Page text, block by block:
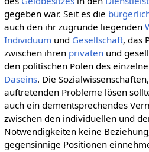
gegeben war. Seit es die
auch den ihr zugrunde liegenden
Individuum und Gesellschaft, das
zwischen ihren privatenund
den politischen Polen des
Daseins. Die
auftretenden Probleme lösen
auch ein dementsprechendes
zwischen den individuellen und
Notwendigkeiten keine
gegensinnige Positionen